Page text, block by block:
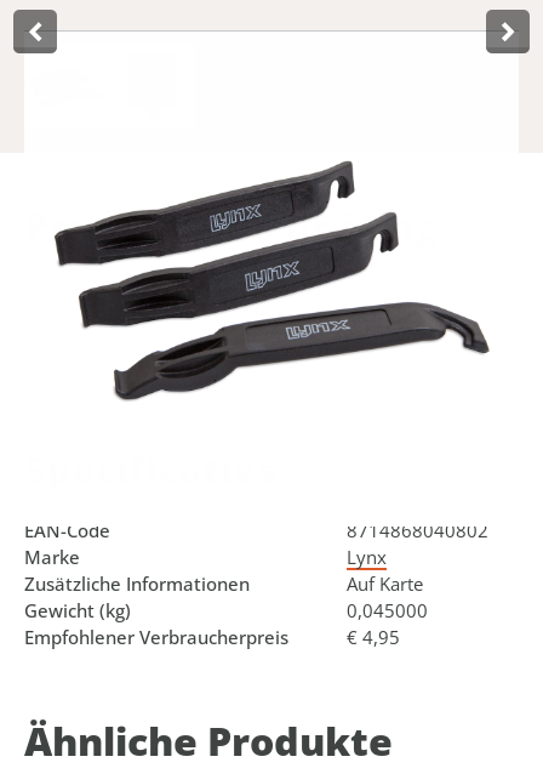
Product­omschrijving
Diese benutzerfreundlichen Lynx-Reifenheber sind die
perfekte Hilfe beim Reifenwechsel. Da die Reifenheber
zusammengeklickt werden können, lassen sie sich leicht
EAN-Code
8714868040802
Marke
Lynx
Zusätzliche Informationen
Auf Karte
Gewicht (kg)
0,045000
Empfohlener Verbraucherpreis
€ 4,95
Ähnliche Produkte